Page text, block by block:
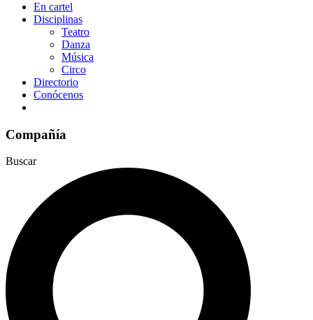
En cartel
Disciplinas
Teatro
Danza
Música
Circo
Directorio
Conócenos
Compañía
Buscar